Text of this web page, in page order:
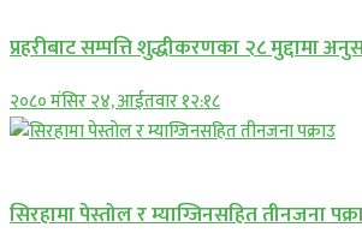
प्रहरीबाट सम्पत्ति शुद्धीकरणका २८ मुद्दामा
२०८० मंसिर २४, आईतवार १२:१८
सिरहामा पेस्तोल र म्याग्जिनसहित तीनजना